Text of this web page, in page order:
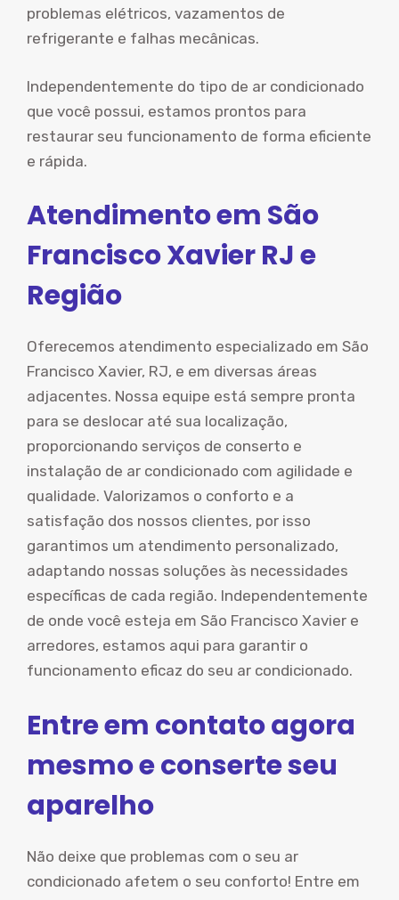
problemas elétricos, vazamentos de
refrigerante e falhas mecânicas.
Independentemente do tipo de ar condicionado
que você possui, estamos prontos para
restaurar seu funcionamento de forma eficiente
e rápida.
Atendimento em São
Francisco Xavier RJ e
Região
Oferecemos atendimento especializado em São
Francisco Xavier, RJ, e em diversas áreas
adjacentes. Nossa equipe está sempre pronta
para se deslocar até sua localização,
proporcionando serviços de conserto e
instalação de ar condicionado com agilidade e
qualidade. Valorizamos o conforto e a
satisfação dos nossos clientes, por isso
garantimos um atendimento personalizado,
adaptando nossas soluções às necessidades
específicas de cada região. Independentemente
de onde você esteja em São Francisco Xavier e
arredores, estamos aqui para garantir o
funcionamento eficaz do seu ar condicionado.
Entre em contato agora
mesmo e conserte seu
aparelho
Não deixe que problemas com o seu ar
condicionado afetem o seu conforto! Entre em